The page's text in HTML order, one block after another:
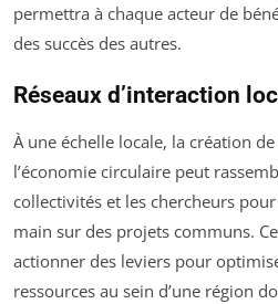
permettra à chaque acteur de
des succès des autres.
Réseaux d’interaction
À une échelle locale, la création
l’économie circulaire peut
collectivités et les chercheurs
main sur des projets communs.
actionner des leviers pour
ressources au sein d’une région